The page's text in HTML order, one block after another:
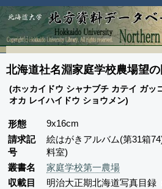
北海道社名淵家庭学校農場望
(ホッカイドウ シャナブチ カテイ ガッ
オカ レイハイドウ ショウメン)
形態
9x16cm
請求記
号
絵はがきアルバム(第31箱
料室)
叢書名
家庭学校第一農場
収載目
明治大正期北海道写真目録